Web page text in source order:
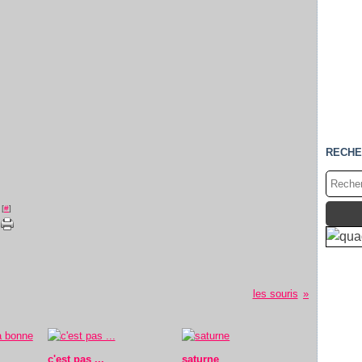
[#]
les souris
c'est pas ... saturne